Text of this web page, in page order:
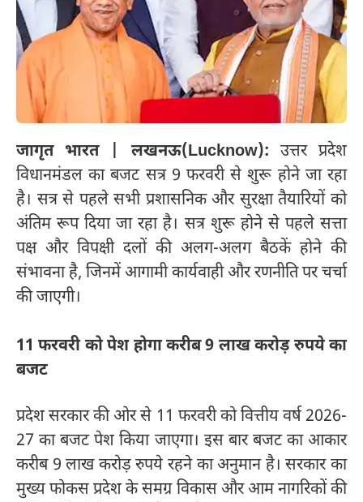
जागृत भारत | लखनऊ(Lucknow): उत्तर प्रदेश
विधानमंडल का बजट सत्र 9 फरवरी से शुरू होने जा रहा
है। सत्र से पहले सभी प्रशासनिक और सुरक्षा तैयारियों को
अंतिम रूप दिया जा रहा है। सत्र शुरू होने से पहले सत्ता
पक्ष और विपक्षी दलों की अलग-अलग बैठकें होने की
संभावना है, जिनमें आगामी कार्यवाही और रणनीति पर चर्चा
की जाएगी।
11 फरवरी को पेश होगा करीब 9 लाख करोड़ रुपये का
बजट
प्रदेश सरकार की ओर से 11 फरवरी को वित्तीय वर्ष 2026-
27 का बजट पेश किया जाएगा। इस बार बजट का आकार
करीब 9 लाख करोड़ रुपये रहने का अनुमान है। सरकार का
मुख्य फोकस प्रदेश के समग्र विकास और आम नागरिकों की